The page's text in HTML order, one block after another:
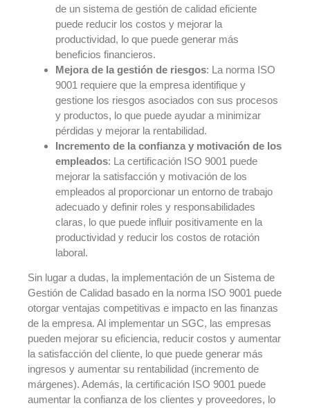
de un sistema de gestión de calidad eficiente
puede reducir los costos y mejorar la
productividad, lo que puede generar más
beneficios financieros.
Mejora de la gestión de riesgos: La norma ISO
9001 requiere que la empresa identifique y
gestione los riesgos asociados con sus procesos
y productos, lo que puede ayudar a minimizar
pérdidas y mejorar la rentabilidad.
Incremento de la confianza y motivación de los
empleados: La certificación ISO 9001 puede
mejorar la satisfacción y motivación de los
empleados al proporcionar un entorno de trabajo
adecuado y definir roles y responsabilidades
claras, lo que puede influir positivamente en la
productividad y reducir los costos de rotación
laboral.
Sin lugar a dudas, la implementación de un Sistema de
Gestión de Calidad basado en la norma ISO 9001 puede
otorgar ventajas competitivas e impacto en las finanzas
de la empresa. Al implementar un SGC, las empresas
pueden mejorar su eficiencia, reducir costos y aumentar
la satisfacción del cliente, lo que puede generar más
ingresos y aumentar su rentabilidad (incremento de
márgenes). Además, la certificación ISO 9001 puede
aumentar la confianza de los clientes y proveedores, lo